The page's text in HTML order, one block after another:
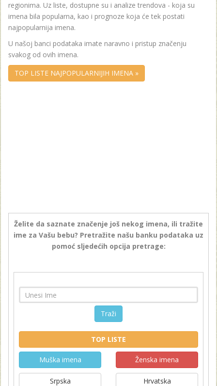
regionima. Uz liste, dostupne su i analize trendova - koja su
imena bila popularna, kao i prognoze koja će tek postati
najpopularnija imena.
U našoj banci podataka imate naravno i pristup značenju
svakog od ovih imena.
TOP LISTE NAJPOPULARNIJIH IMENA »
Želite da saznate značenje još nekog imena, ili tražite
ime za Vašu bebu? Pretražite našu banku podataka uz
pomoć sljedećih opcija pretrage:
Traži
TOP LISTE
Muška imena Ženska imena
Srpska Hrvatska